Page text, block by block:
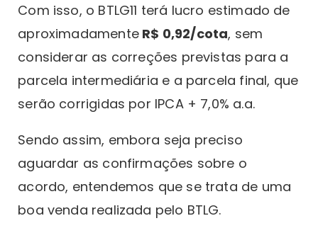
Com isso, o BTLG11 terá lucro estimado de
aproximadamenteR$ 0,92/cota, sem
considerar as correções previstas para a
parcela intermediária e a parcela final, que
serão corrigidas por IPCA + 7,0% a.a.
Sendo assim, embora seja preciso
aguardar as confirmações sobre o
acordo, entendemos que se trata de uma
boa venda realizada pelo BTLG.